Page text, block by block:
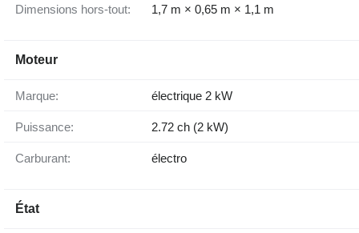
Dimensions hors-tout: 1,7 m × 0,65 m × 1,1 m
Moteur
Marque: électrique 2 kW
Puissance: 2.72 ch (2 kW)
Carburant: électro
État